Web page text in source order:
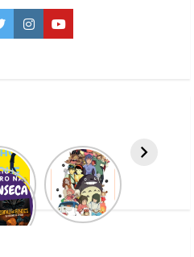
InstagramYouTube